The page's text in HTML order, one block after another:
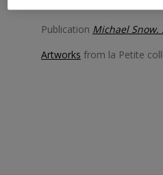
Publication Michael Snow.
Artworks from la Petite